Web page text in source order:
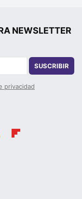
NEWSLETTER
SUSCRIBIR
privacidad